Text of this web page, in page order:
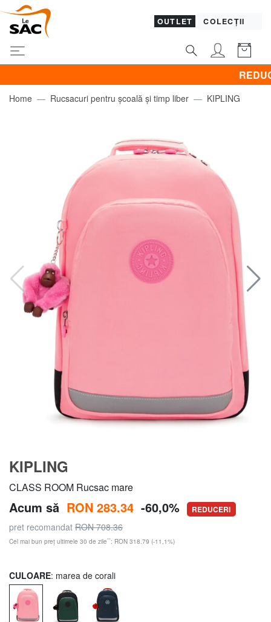
OUTLET COLECȚII
Home Rucsacuri pentru școală și timp liber KIPLING
KIPLING
CLASS ROOM Rucsac mare
Acum să RON 283.34 -60,0% REDUCERI
pret recomandat RON 708.36
Cel mai bun preț ultimele 30 de zile**: RON 318.79 (-11,1%)
CULOARE: marea de corali